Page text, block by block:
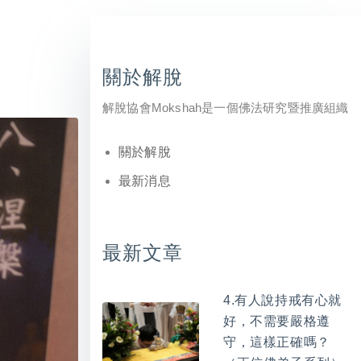
關於解脫
解脫協會Mokshah是一個佛法研究暨推廣組織
關於解脫
最新消息
最新文章
4.有人說持戒有心就
好，不需要嚴格遵
守，這樣正確嗎？